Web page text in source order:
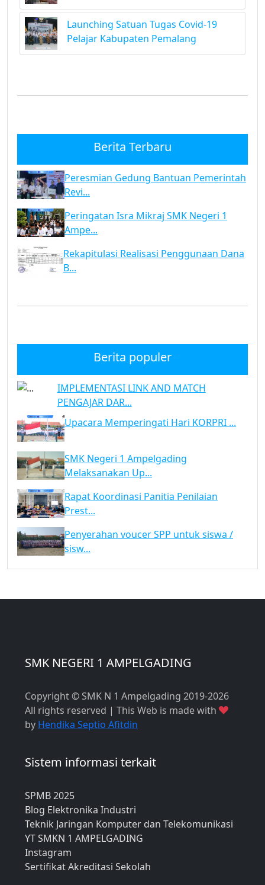
Launching Satuan Tugas Covid-19
Pelajar Kabupaten Pemalang
Berita Terbaru
Peresmian Gedung Bantuan Pemerintah
Revi...
Peringatan Isra Mikraj SMK Negeri 1
Ampe...
Rekapitulasi Realisasi Penggunaan Dana
B...
Berita populer
IMPLEMENTASI LINK AND MATCH
PENGAJAR DAR...
Upacara Memperingati Hari KORPRI ...
SMK Negeri 1 Ampelgading
Melaksanakan Up...
Rapat Koordinasi Panitia Penilaian
Prest...
Penyerahan voucer SPP untuk siswa /
sisw...
SMK NEGERI 1 AMPELGADING
Copyright © SMK N 1 Ampelgading 2019-2026
All rights reserved | This Web is made with
by Hendika Septio Afitdin
Sistem informasi terkait
SPMB 2025
Blog Elektronika Industri
Teknik Jaringan Komputer dan Telekomunikasi
YT SMKN 1 AMPELGADING
Instagram
Sertifikat Akreditasi Sekolah